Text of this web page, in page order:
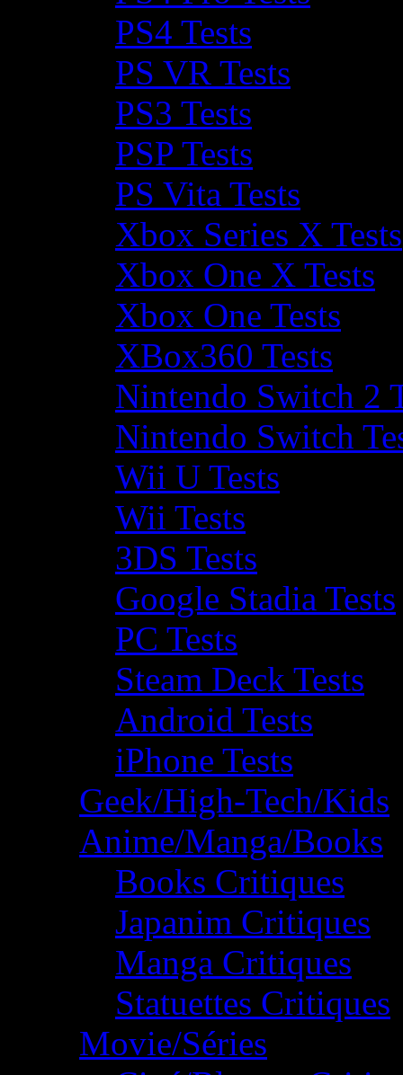
PS4 Tests
PS VR Tests
PS3 Tests
PSP Tests
PS Vita Tests
Xbox Series X Tests
Xbox One X Tests
Xbox One Tests
XBox360 Tests
Nintendo Switch 2
Nintendo Switch
Wii U Tests
Wii Tests
3DS Tests
Google Stadia Tests
PC Tests
Steam Deck Tests
Android Tests
iPhone Tests
Geek/High-Tech/Kids
Anime/Manga/Books
Books Critiques
Japanim Critiques
Manga Critiques
Statuettes Critiques
Movie/Séries